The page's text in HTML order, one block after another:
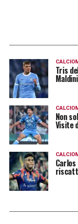
Tris
Non
Visite